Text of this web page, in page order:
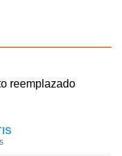
reemplazado